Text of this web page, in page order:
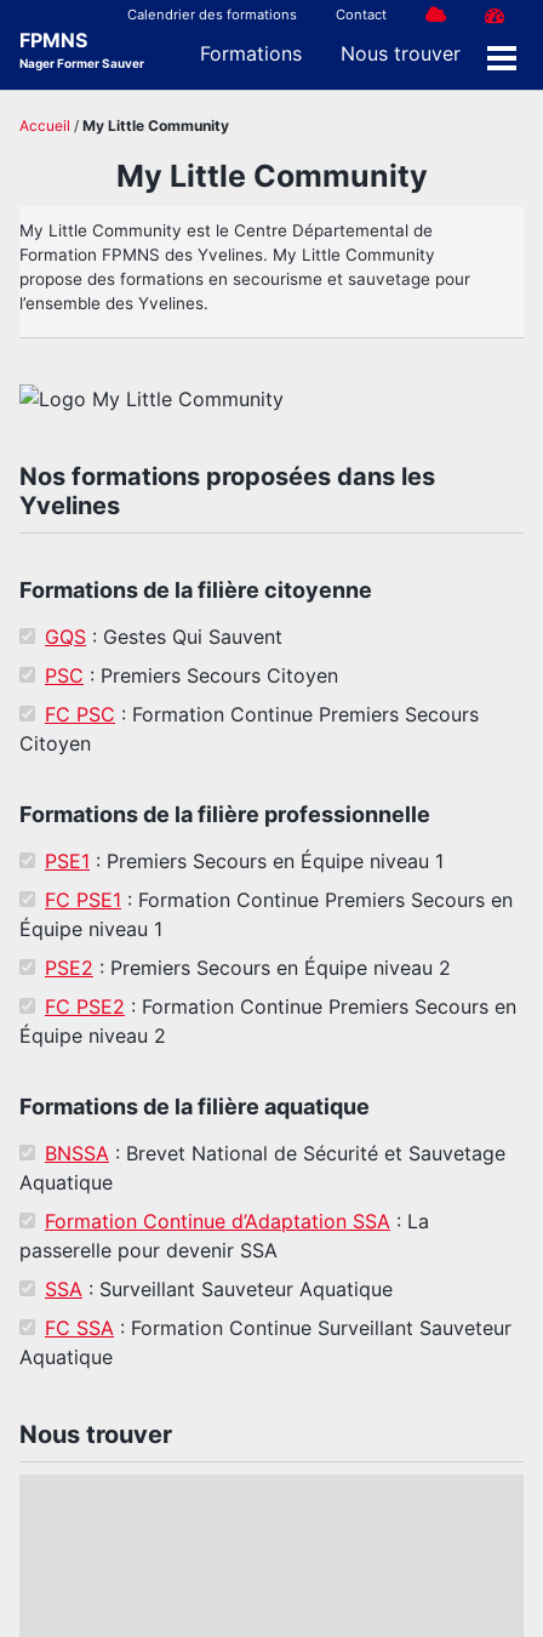
primary
content
footer
Calendrier des formations Contact
FPMNS
Nager Former Sauver Formations Nous trouver
Accueil / My Little Community
My Little Community
My Little Community est le Centre Départemental de
Formation FPMNS des Yvelines. My Little Community
propose des formations en secourisme et sauvetage pour
l’ensemble des Yvelines.
Nos formations proposées dans les
Yvelines
Formations de la filière citoyenne
GQS : Gestes Qui Sauvent
PSC : Premiers Secours Citoyen
FC PSC : Formation Continue Premiers Secours
Citoyen
Formations de la filière professionnelle
PSE1 : Premiers Secours en Équipe niveau 1
FC PSE1 : Formation Continue Premiers Secours en
Équipe niveau 1
PSE2 : Premiers Secours en Équipe niveau 2
FC PSE2 : Formation Continue Premiers Secours en
Équipe niveau 2
Formations de la filière aquatique
BNSSA : Brevet National de Sécurité et Sauvetage
Aquatique
Formation Continue d’Adaptation SSA : La
passerelle pour devenir SSA
SSA : Surveillant Sauveteur Aquatique
FC SSA : Formation Continue Surveillant Sauveteur
Aquatique
Nous trouver